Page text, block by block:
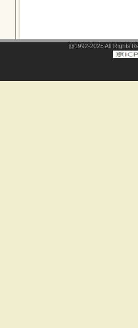
@1992-2025 All Rights